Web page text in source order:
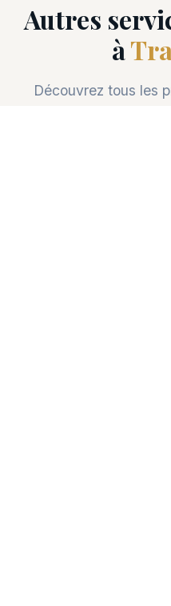
Autres
à
Découvrez tous les